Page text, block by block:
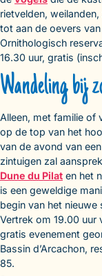
rietvelden,
tot aan de oevers
Ornithologisch
16.30 uur, gratis
Wandeling bij
Alleen, met familie of
op de top van het
van de avond van
zintuigen zal
Dune du Pilat en het
is een geweldige
begin van het nieuwe
Vertrek om 19.00 uur
gratis evenement
Bassin d’Arcachon,
85.